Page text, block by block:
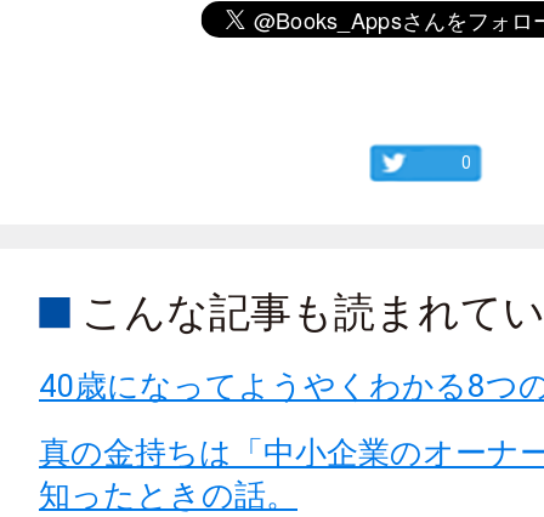
0
こんな記事も読まれて
40歳になってようやくわかる8つ
真の金持ちは「中小企業のオーナ
知ったときの話。